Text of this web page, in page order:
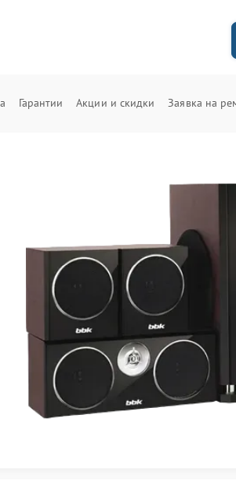
Гарантии Акции и скидки Заявка на